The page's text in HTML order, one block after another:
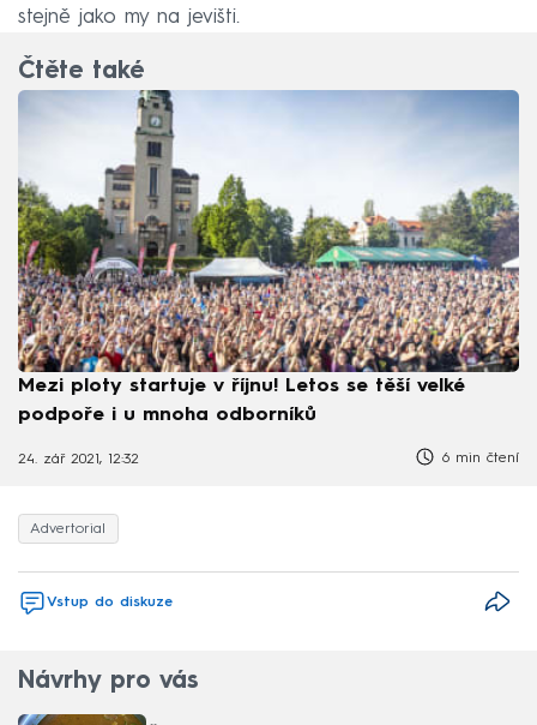
stejně jako my na jevišti.
Čtěte také
Mezi ploty startuje v říjnu! Letos se těší velké
podpoře i u mnoha odborníků
24. zář 2021, 12:32 6 min čtení
Advertorial
Vstup do diskuze
Návrhy pro vás